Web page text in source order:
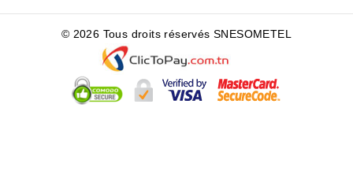
© 2026 Tous droits réservés SNESOMETEL